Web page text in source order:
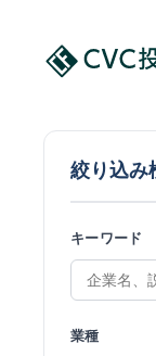
絞り込み
キーワード
業種